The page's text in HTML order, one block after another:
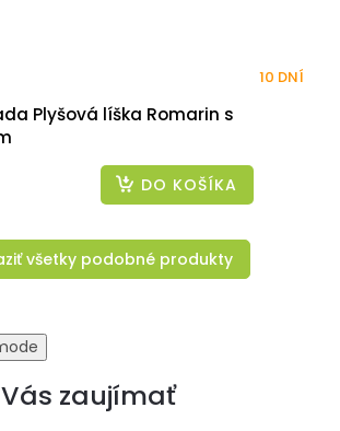
Plyšová líška Romarin s
10 DNÍ
DO KOŠÍKA
všetky podobné produkty
zaujímať